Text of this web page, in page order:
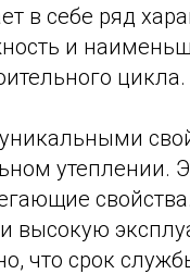
в себе ряд
и
цикла.
утеплении.
высокую
что срок